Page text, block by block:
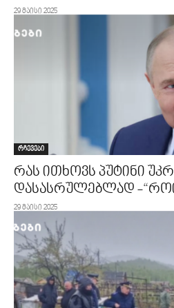
29 მაისი 2025
რჩევები
რას ითხოვს პუტინი
დასასრულებლად -
29 მაისი 2025